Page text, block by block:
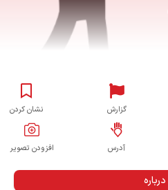
گزارش نشان کردن
آدرس افزودن تصویر
درباره